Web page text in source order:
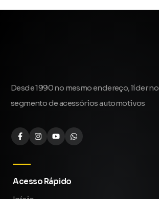
Desde 1990 no mesmo endereço, líder no
segmento de acessórios automotivos
Acesso Rápido